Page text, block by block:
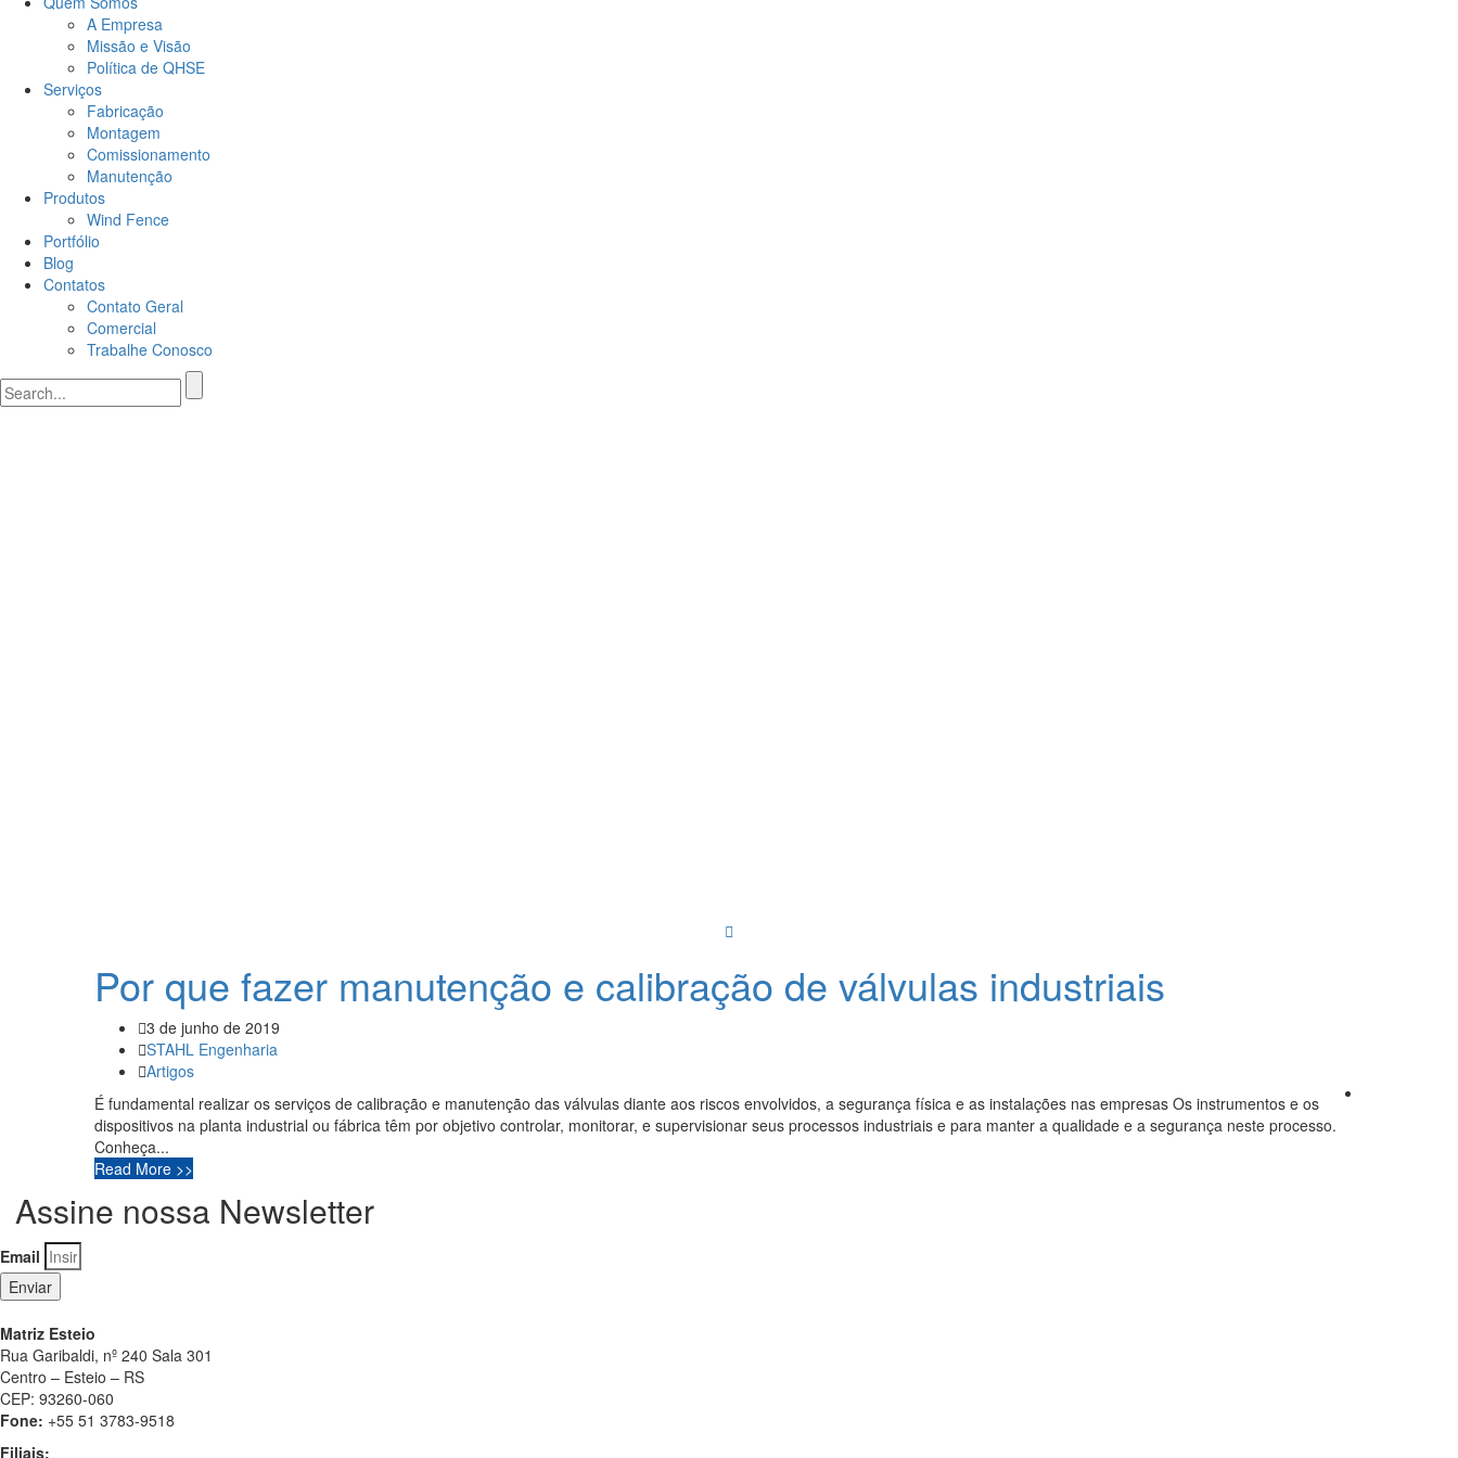
A Empresa
Missão e Visão
Política de QHSE
Serviços
Fabricação
Montagem
Comissionamento
Manutenção
Produtos
Wind Fence
Portfólio
Blog
Contatos
Contato Geral
Comercial
Trabalhe Conosco
Search
for:
Por que fazer manutenção e calibração de válvulas industriais
3 de junho de 2019
STAHL Engenharia
Artigos
É fundamental realizar os serviços de calibração e manutenção das válvulas diante aos riscos envolvidos, a segurança física e as instalações nas empresas Os instrumentos e os
dispositivos na planta industrial ou fábrica têm por objetivo controlar, monitorar, e supervisionar seus processos industriais e para manter a qualidade e a segurança neste processo.
Conheça...
Read More >>
Assine nossa Newsletter
Email
Enviar
Matriz Esteio
Rua Garibaldi, nº 240 Sala 301
Centro – Esteio – RS
CEP: 93260-060
Fone: +55 51 3783-9518
Filiais: